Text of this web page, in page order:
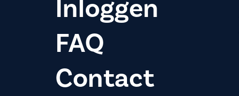
Inloggen
FAQ
Contact